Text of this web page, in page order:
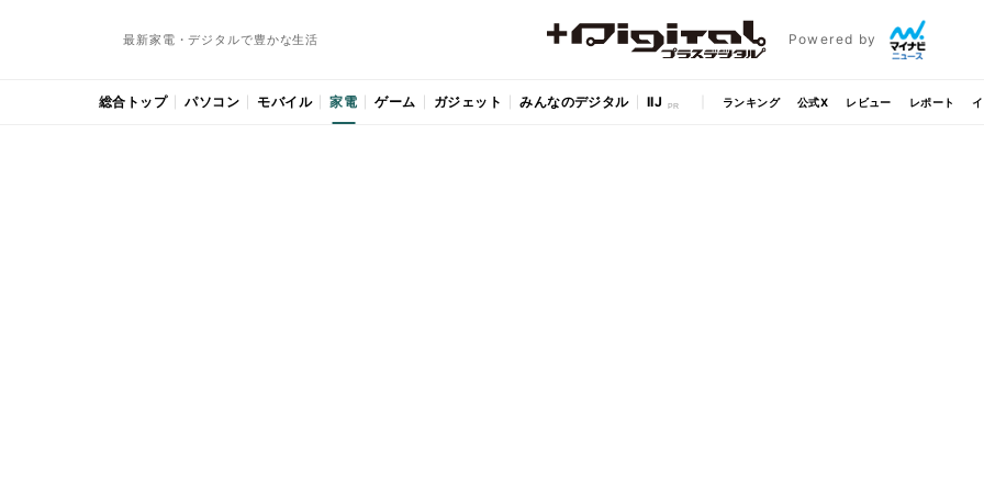
最新家電・デジタルで豊かな生活 Powered by
総合トップ パソコン モバイル 家電 ゲーム ガジェット みんなのデジタル IIJ ランキング 公式X レビュー レポート